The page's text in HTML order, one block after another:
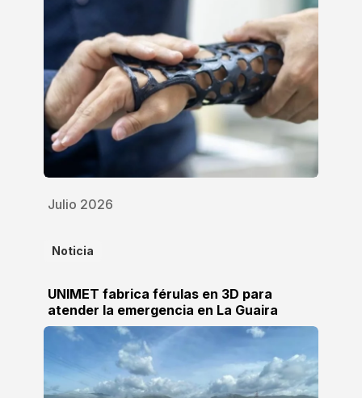
Julio 2026
Noticia
UNIMET fabrica férulas en 3D para
atender la emergencia en La Guaira